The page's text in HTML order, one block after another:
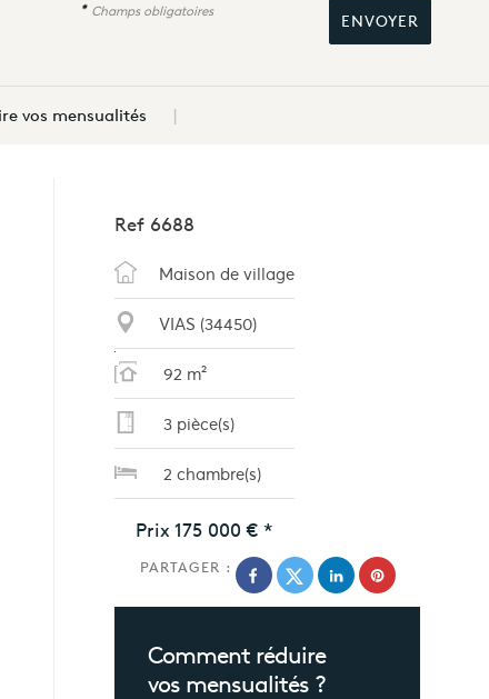
* Champs obligatoires
vos mensualités
Ref 6688
Maison de village
VIAS (34450)
92 m²
3 pièce(s)
2 chambre(s)
Prix 175 000 €*
PARTAGER :
Comment réduire
vos mensualités ?